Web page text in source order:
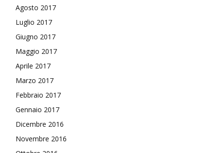
Agosto 2017
Luglio 2017
Giugno 2017
Maggio 2017
Aprile 2017
Marzo 2017
Febbraio 2017
Gennaio 2017
Dicembre 2016
Novembre 2016